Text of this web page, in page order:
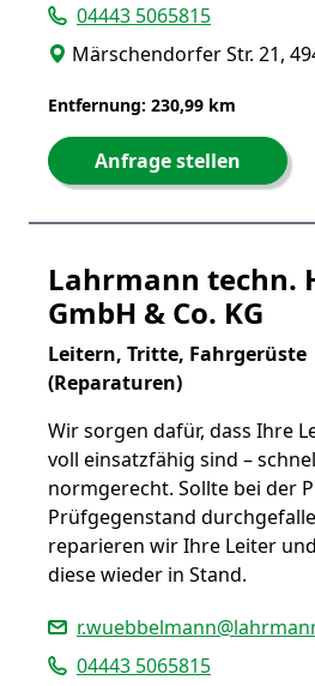
04443 5065815
Märschendorfer Str. 21,
Entfernung: 230,99 km
Anfrage stellen
Lahrmann techn.
GmbH & Co. KG
Leitern, Tritte, Fahrgerüste
(Reparaturen)
Wir sorgen dafür, dass Ihre
voll einsatzfähig sind –
normgerecht. Sollte bei der
Prüfgegenstand
reparieren wir Ihre Leiter
diese wieder in Stand.
04443 5065815